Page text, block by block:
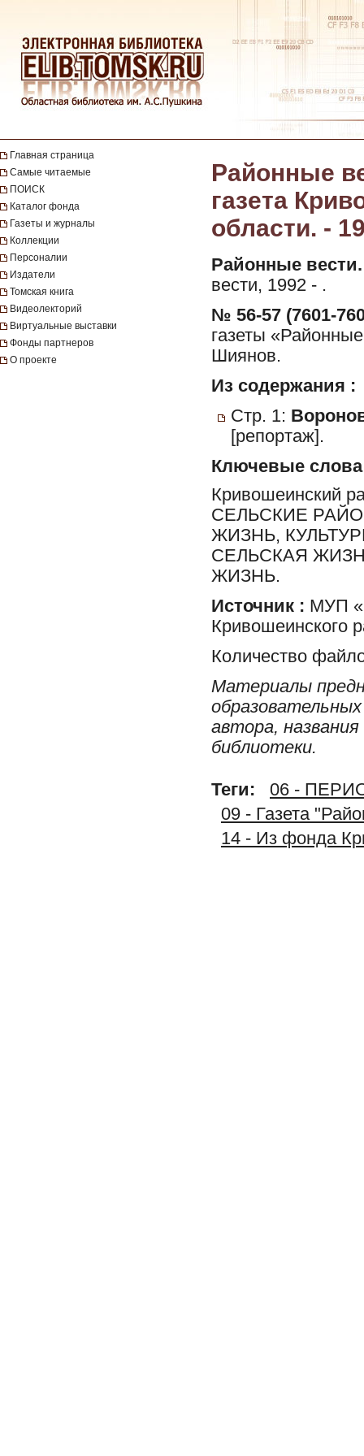
Главная страница
Самые читаемые
ПОИСК
Каталог фонда
Газеты и журналы
Коллекции
Персоналии
Издатели
Томская книга
Видеолекторий
Виртуальные выставки
Фонды партнеров
О проекте
Районные
газета
области. -
Районные вести.
вести, 1992 - .
№ 56-57 (7601-
газеты
Шиянов.
Из содержания :
Стр. 1:
[репортаж].
Ключевые слова
Кривошеинский
СЕЛЬСКИЕ
ЖИЗНЬ,
СЕЛЬСКАЯ
ЖИЗНЬ.
Источник : МУП
Кривошеинского
Количество
Материалы
автора,
библиотеки.
Теги:
06 -
09 - Газета
14 - Из фонда